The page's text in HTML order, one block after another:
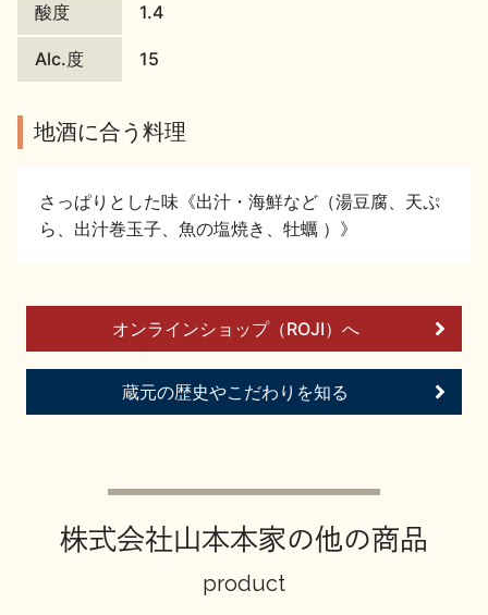
イベント情報TOP
イベント情報
地酒蔵元会WEB展示会 地酒蔵元会利酒会
酸度 1.4
Alc.度 15
地酒に合う料理
さっぱりとした味《出汁・海鮮など（湯豆腐、天ぷ
ら、出汁巻玉子、魚の塩焼き、牡蠣 ）》
オンラインショップ（ROJI）へ
蔵元の歴史やこだわりを知る
株式会社山本本家の他の商品
product